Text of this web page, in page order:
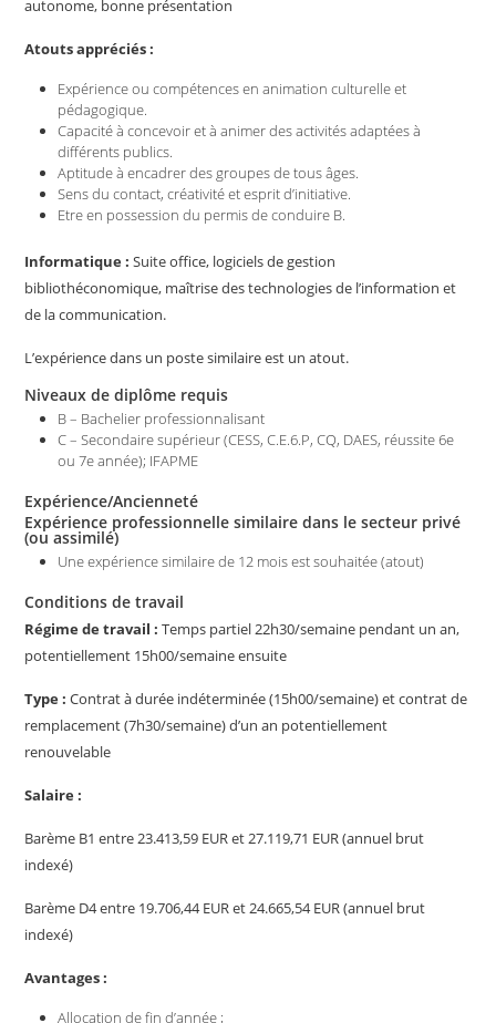
autonome, bonne présentation
Atouts appréciés :
Expérience ou compétences en animation culturelle et
pédagogique.
Capacité à concevoir et à animer des activités adaptées à
différents publics.
Aptitude à encadrer des groupes de tous âges.
Sens du contact, créativité et esprit d’initiative.
Etre en possession du permis de conduire B.
Informatique : Suite office, logiciels de gestion
bibliothéconomique, maîtrise des technologies de l’information et
de la communication.
L’expérience dans un poste similaire est un atout.
Niveaux de diplôme requis
B – Bachelier professionnalisant
C – Secondaire supérieur (CESS, C.E.6.P, CQ, DAES, réussite 6e
ou 7e année); IFAPME
Expérience/Ancienneté
Expérience professionnelle similaire dans le secteur privé
(ou assimilé)
Une expérience similaire de 12 mois est souhaitée (atout)
Conditions de travail
Régime de travail :Temps partiel 22h30/semaine pendant un an,
potentiellement 15h00/semaine ensuite
Type : Contrat à durée indéterminée (15h00/semaine) et contrat de
remplacement (7h30/semaine) d’un an potentiellement
renouvelable
Salaire :
Barème B1 entre 23.413,59 EUR et 27.119,71 EUR (annuel brut
indexé)
Barème D4 entre 19.706,44 EUR et 24.665,54 EUR (annuel brut
indexé)
Avantages :
Allocation de fin d’année ;